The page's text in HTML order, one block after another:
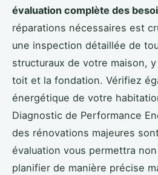
évaluation complète des
réparations nécessaires est
une inspection détaillée de
structuraux de votre maison,
toit et la fondation. Vérifiez
énergétique de votre
Diagnostic de Performance
des rénovations majeures
évaluation vous permettra
planifier de manière précise